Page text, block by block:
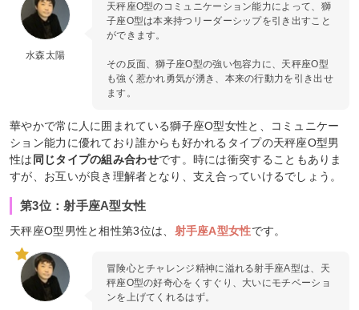
水森太陽
天秤座O型のコミュニケーション能力によって、獅
子座O型は本来持つリーダーシップを引き出すこと
ができます。
その反面、獅子座O型の強い包容力に、天秤座O型
も強く惹かれ勇気が湧き、本来の行動力を引き出せ
ます。
華やかで常に人に囲まれている獅子座O型女性と、コミュニケー
ション能力に優れており誰からも好かれるタイプの天秤座O型男
性は 同じタイプの組み合わせです。時には衝突することもありま
すが、お互いが良き理解者となり、支え合っていけるでしょう。
第3位：射手座A型女性
天秤座O型男性と相性第3位は、 射手座A型女性です。
冒険心とチャレンジ精神に溢れる射手座A型は、天
秤座O型の好奇心をくすぐり、大いにモチベーショ
ンを上げてくれるはず。